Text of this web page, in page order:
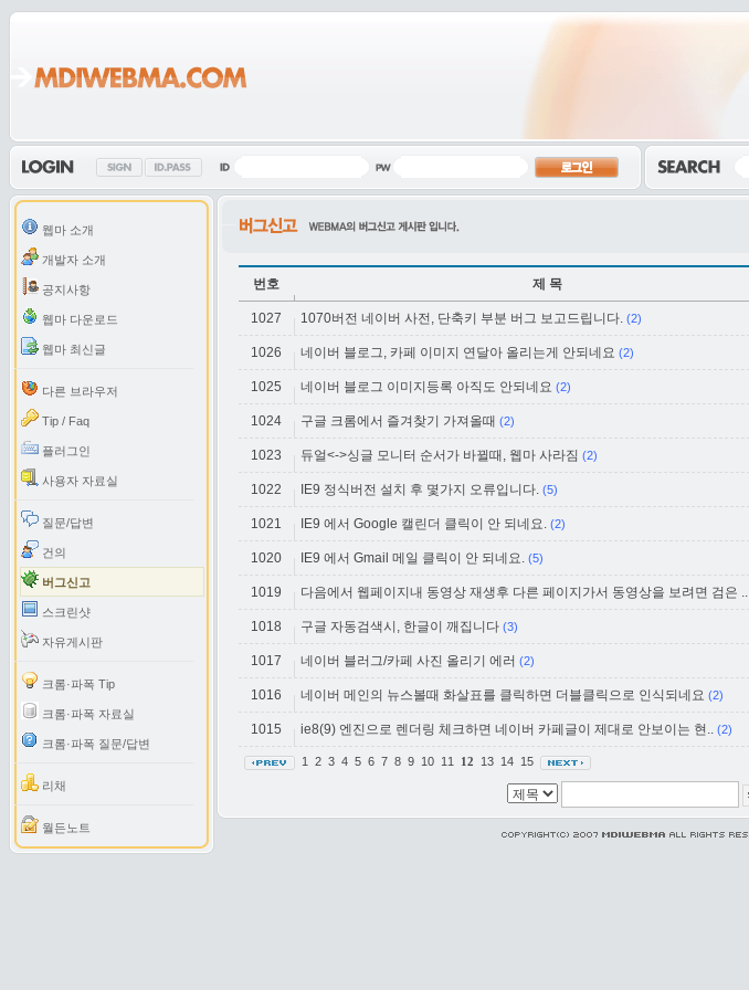
웹마 소개
개발자 소개
공지사항
웹마 다운로드
웹마 최신글
다른 브라우저
Tip / Faq
플러그인
사용자 자료실
질문/답변
건의
버그신고
스크린샷
자유게시판
크롬·파폭 Tip
크롬·파폭 자료실
크롬·파폭 질문/답변
리채
월든노트
번호 제 목
1027 1070버전 네이버 사전, 단축키 부분 버그 보고드립니다. (2)
1026 네이버 블로그, 카페 이미지 연달아 올리는게 안되네요 (2)
1025 네이버 블로그 이미지등록 아직도 안되네요 (2)
1024 구글 크롬에서 즐겨찾기 가져올때 (2)
1023 듀얼<->싱글 모니터 순서가 바뀔때, 웹마 사라짐 (2)
1022 IE9 정식버전 설치 후 몇가지 오류입니다. (5)
1021 IE9 에서 Google 캘린더 클릭이 안 되네요. (2)
1020 IE9 에서 Gmail 메일 클릭이 안 되네요. (5)
1019 다음에서 웹페이지내 동영상 재생후 다른 페이지가서 동영상을 보려면 검은 ..
1018 구글 자동검색시, 한글이 깨집니다 (3)
1017 네이버 블러그/카페 사진 올리기 에러 (2)
1016 네이버 메인의 뉴스볼때 화살표를 클릭하면 더블클릭으로 인식되네요 (2)
1015 ie8(9) 엔진으로 렌더링 체크하면 네이버 카페글이 제대로 안보이는 현.. (2)
1 2 3 4 5 6 7 8 9 10 11 12 13 14 15